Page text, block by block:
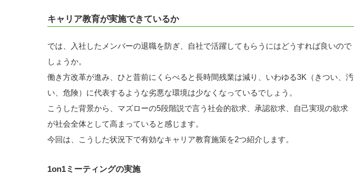
キャリア教育が実施できているか
では、入社したメンバーの退職を防ぎ、自社で活躍してもらうにはどうすれば良いので
しょうか。
働き方改革が進み、ひと昔前にくらべると長時間残業は減り、いわゆる3K（きつい、汚
い、危険）に代表するような劣悪な環境は少なくなっているでしょう。
こうした背景から、マズローの5段階説で言う社会的欲求、承認欲求、自己実現の欲求
が社会全体として高まっていると感じます。
今回は、こうした状況下で有効なキャリア教育施策を2つ紹介します。
1on1ミーティングの実施